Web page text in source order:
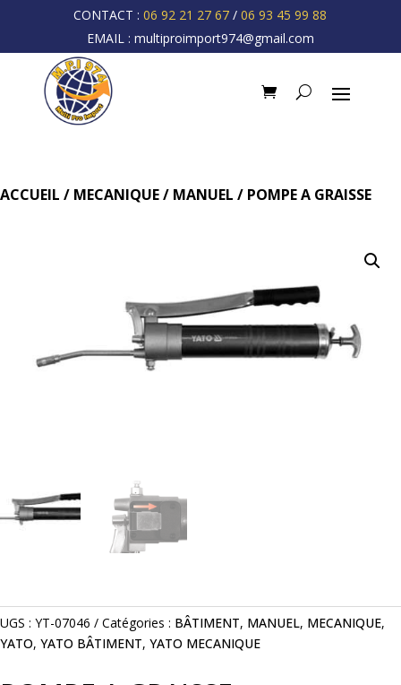
CONTACT :06 92 21 27 67 /06 93 45 99 88
EMAIL : multiproimport974@gmail.com
ACCUEIL / MECANIQUE/ MANUEL / POMPE A GRAISSE
UGS : YT-07046 Catégories : BÂTIMENT, MANUEL, MECANIQUE,
YATO, YATO BÂTIMENT, YATO MECANIQUE